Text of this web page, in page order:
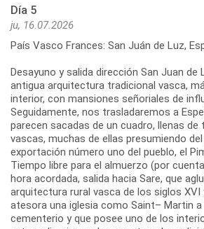
Día 5
ju, 16.07.2026
País Vasco Frances: San Juán de Luz,
Desayuno y salida dirección San Juan de
antigua arquitectura tradicional vasca,
interior, con mansiones señoriales de
Seguidamente, nos trasladaremos a
parecen sacadas de un cuadro, llenas
vascas, muchas de ellas presumiendo
exportación número uno del pueblo, el
Tiempo libre para el almuerzo (por
hora acordada, salida hacia Sare, que
arquitectura rural vasca de los siglos XVI
atesora una iglesia como Saint– Martin
cementerio y que posee uno de los